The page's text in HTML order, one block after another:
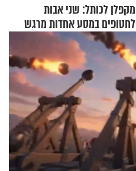
מקפלן לכותל: שני אבות
לחטופים במסע אחדות מרגש